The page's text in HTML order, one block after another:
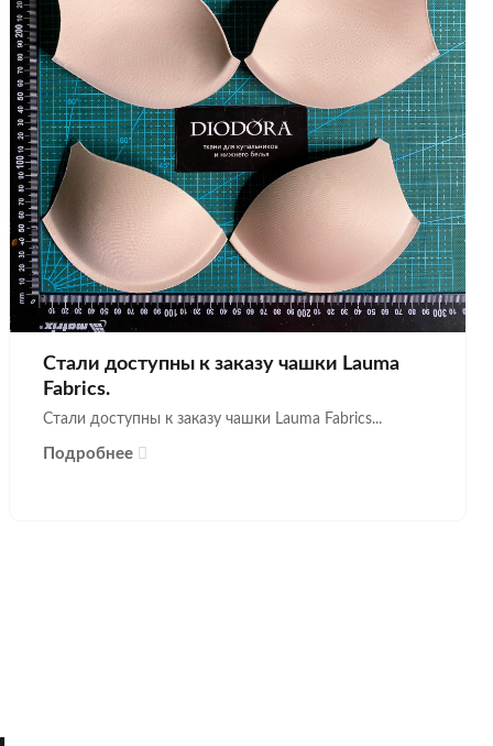
Стали доступны к заказу чашки Lauma
Fabrics.
Стали доступны к заказу чашки Lauma Fabrics...
Подробнее